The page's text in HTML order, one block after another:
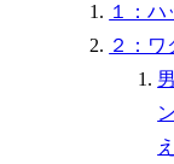
１：
２：